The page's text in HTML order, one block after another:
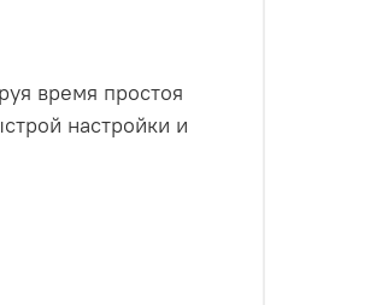
время простоя
настройки и